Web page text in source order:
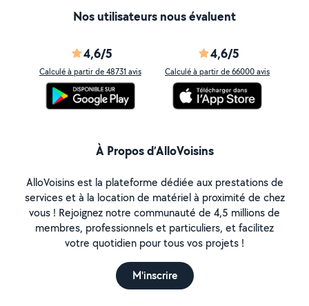
Nos utilisateurs nous évaluent
4,6/5
Calculé à partir de 48731 avis
4,6/5
Calculé à partir de 66000 avis
À Propos d’AlloVoisins
AlloVoisins est la plateforme dédiée aux prestations de
services et à la location de matériel à proximité de chez
vous ! Rejoignez notre communauté de 4,5 millions de
membres, professionnels et particuliers, et facilitez
votre quotidien pour tous vos projets !
M'inscrire